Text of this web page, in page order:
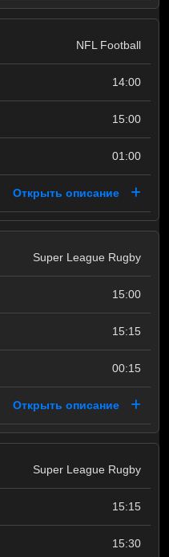
NFL Football
14:00
15:00
01:00
Открыть описание
Super League Rugby
15:00
15:15
00:15
Открыть описание
Super League Rugby
15:15
15:30